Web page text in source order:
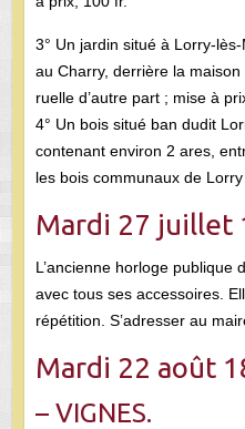
3° Un jardin situé à Lorry-
au Charry, derrière la
ruelle d’autre part ; mise à
4° Un bois situé ban dudit
contenant environ 2 ares,
les bois communaux de
Mardi 27 juillet
L’ancienne horloge publique
avec tous ses accessoires.
répétition. S’adresser au
Mardi 22 août
– VIGNES.